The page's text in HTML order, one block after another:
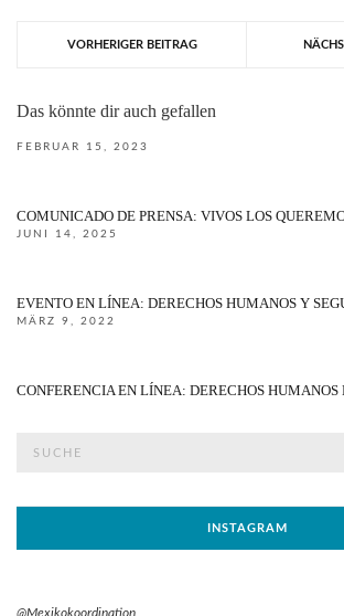
VORHERIGER BEITRAG
Das könnte dir auch gefallen
FEBRUAR 15, 2023
COMUNICADO DE PRENSA: VIVOS LOS
JUNI 14, 2025
EVENTO EN LÍNEA: DERECHOS HUMANOS Y
MÄRZ 9, 2022
CONFERENCIA EN LÍNEA: DERECHOS
INSTAGRAM
@Mexikokoordination